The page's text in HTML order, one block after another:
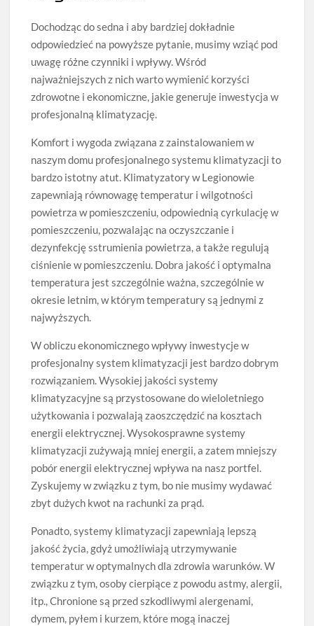
Dochodząc do sedna i aby bardziej dokładnie
odpowiedzieć na powyższe pytanie, musimy wziąć pod
uwagę różne czynniki i wpływy. Wśród
najważniejszych z nich warto wymienić korzyści
zdrowotne i ekonomiczne, jakie generuje inwestycja w
profesjonalną klimatyzację.
Komfort i wygoda związana z zainstalowaniem w
naszym domu profesjonalnego systemu klimatyzacji to
bardzo istotny atut. Klimatyzatory w Legionowie
zapewniają równowagę temperatur i wilgotności
powietrza w pomieszczeniu, odpowiednią cyrkulację w
pomieszczeniu, pozwalając na oczyszczanie i
dezynfekcję sstrumienia powietrza, a także regulują
ciśnienie w pomieszczeniu. Dobra jakość i optymalna
temperatura jest szczególnie ważna, szczególnie w
okresie letnim, w którym temperatury są jednymi z
najwyższych.
W obliczu ekonomicznego wpływy inwestycje w
profesjonalny system klimatyzacji jest bardzo dobrym
rozwiązaniem. Wysokiej jakości systemy
klimatyzacyjne są przystosowane do wieloletniego
użytkowania i pozwalają zaoszczędzić na kosztach
energii elektrycznej. Wysokosprawne systemy
klimatyzacji zużywają mniej energii, a zatem mniejszy
pobór energii elektrycznej wpływa na nasz portfel.
Zyskujemy w związku z tym, bo nie musimy wydawać
zbyt dużych kwot na rachunki za prąd.
Ponadto, systemy klimatyzacji zapewniają lepszą
jakość życia, gdyż umożliwiają utrzymywanie
temperatur w optymalnych dla zdrowia warunków. W
związku z tym, osoby cierpiące z powodu astmy, alergii,
itp., Chronione są przed szkodliwymi alergenami,
dymem, pyłem i kurzem, które mogą inaczej